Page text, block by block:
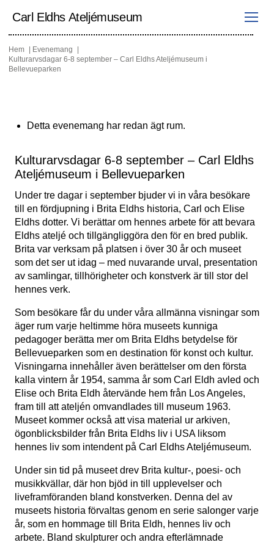
Carl Eldhs Ateljémuseum
Hem
Evenemang
Kulturarvsdagar 6-8 september – Carl Eldhs Ateljémuseum i
Bellevueparken
Detta evenemang har redan ägt rum.
Kulturarvsdagar 6-8 september – Carl Eldhs
Ateljémuseum i Bellevueparken
Under tre dagar i september bjuder vi in våra besökare
till en fördjupning i Brita Eldhs historia, Carl och Elise
Eldhs dotter. Vi berättar om hennes arbete för att bevara
Eldhs ateljé och tillgängliggöra den för en bred publik.
Brita var verksam på platsen i över 30 år och museet
som det ser ut idag – med nuvarande urval, presentation
av samlingar, tillhörigheter och konstverk är till stor del
hennes verk.
Som besökare får du under våra allmänna visningar som
äger rum varje heltimme höra museets kunniga
pedagoger berätta mer om Brita Eldhs betydelse för
Bellevueparken som en destination för konst och kultur.
Visningarna innehåller även berättelser om den första
kalla vintern år 1954, samma år som Carl Eldh avled och
Elise och Brita Eldh återvände hem från Los Angeles,
fram till att ateljén omvandlades till museum 1963.
Museet kommer också att visa material ur arkiven,
ögonblicksbilder från Brita Eldhs liv i USA liksom
hennes liv som intendent på Carl Eldhs Ateljémuseum.
Under sin tid på museet drev Brita kultur-, poesi- och
musikkvällar, där hon bjöd in till upplevelser och
liveframföranden bland konstverken. Denna del av
museets historia förvaltas genom en serie salonger varje
år, som en hommage till Brita Eldh, hennes liv och
arbete. Bland skulpturer och andra efterlämnade
Nödvändiga
Dessa kakor
går inte att
välja bort. De
behövs för att
hemsidan
över huvud
taget ska
fungera.
Statistik
För att vi ska
förbättra
hemsidans
funktionalitet
och
baserat på
hur